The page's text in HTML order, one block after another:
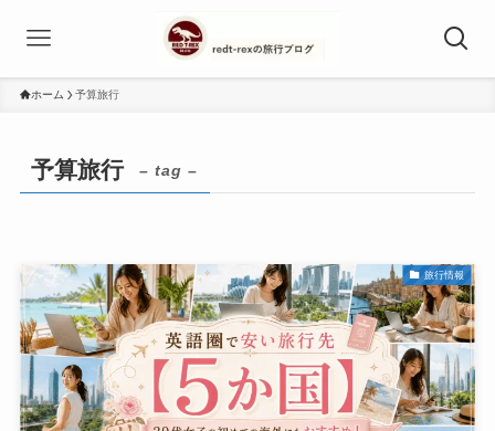
ホーム 予算旅行
予算旅行 – tag –
旅行情報